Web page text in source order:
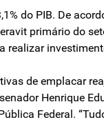
do PIB. De
primário do
realizar
de emplacar
Henrique
Federal.